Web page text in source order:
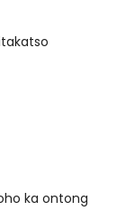
ka ontong